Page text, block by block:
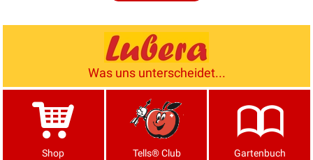
Was uns unterscheidet...
Shop Tells® Club Gartenbuch